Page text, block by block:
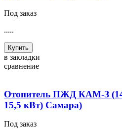
Под заказ
.....
Купить
в закладки
сравнение
Отопитель ПЖД КАМ-З
15,5 кВт) Самара)
Под заказ